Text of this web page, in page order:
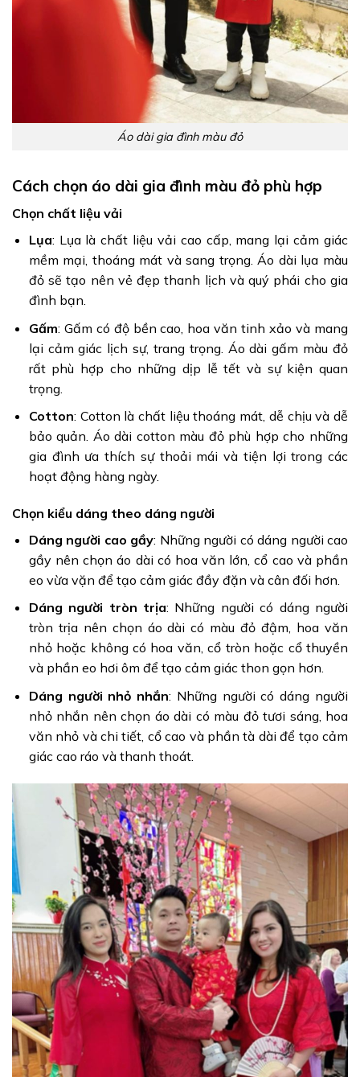
Áo dài gia đình màu đỏ
Cách chọn áo dài gia đình màu đỏ phù hợp
Chọn chất liệu vải
Lụa: Lụa là chất liệu vải cao cấp, mang lại cảm giác
mềm mại, thoáng mát và sang trọng. Áo dài lụa màu
đỏ sẽ tạo nên vẻ đẹp thanh lịch và quý phái cho gia
đình bạn.
Gấm: Gấm có độ bền cao, hoa văn tinh xảo và mang
lại cảm giác lịch sự, trang trọng. Áo dài gấm màu đỏ
rất phù hợp cho những dịp lễ tết và sự kiện quan
trọng.
Cotton: Cotton là chất liệu thoáng mát, dễ chịu và dễ
bảo quản. Áo dài cotton màu đỏ phù hợp cho những
gia đình ưa thích sự thoải mái và tiện lợi trong các
hoạt động hàng ngày.
Chọn kiểu dáng theo dáng người
Dáng người cao gầy: Những người có dáng người cao
gầy nên chọn áo dài có hoa văn lớn, cổ cao và phần
eo vừa vặn để tạo cảm giác đầy đặn và cân đối hơn.
Dáng người tròn trịa: Những người có dáng người
tròn trịa nên chọn áo dài có màu đỏ đậm, hoa văn
nhỏ hoặc không có hoa văn, cổ tròn hoặc cổ thuyền
và phần eo hơi ôm để tạo cảm giác thon gọn hơn.
Dáng người nhỏ nhắn: Những người có dáng người
nhỏ nhắn nên chọn áo dài có màu đỏ tươi sáng, hoa
văn nhỏ và chi tiết, cổ cao và phần tà dài để tạo cảm
giác cao ráo và thanh thoát.